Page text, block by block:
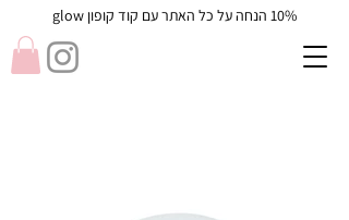
10% הנחה על כל האתר עם קוד קופון glow